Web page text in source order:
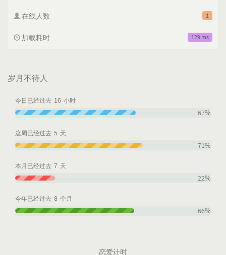
1
在线人数
129 ms
加载耗时
岁月不待人
今日已经过去 16 小时
67%
这周已经过去 5 天
71%
本月已经过去 7 天
22%
今年已经过去 8 个月
66%
恋爱计时